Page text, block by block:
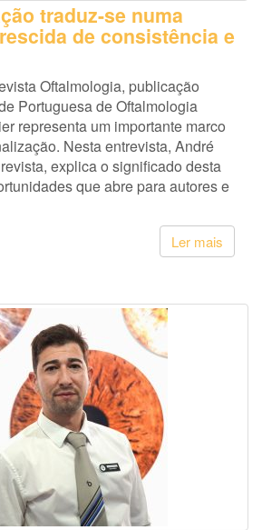
traduz-se numa
de consistência e
Oftalmologia, publicação
Portuguesa de Oftalmologia
representa um importante marco
Nesta entrevista, André
explica o significado desta
que abre para autores e
Ler mais